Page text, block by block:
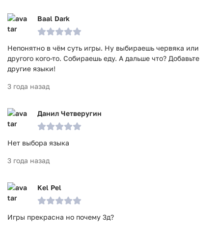
Baal Dark
Непонятно в чём суть игры. Ну выбираешь червяка или
другого кого-то. Собираешь еду. А дальше что? Добавьте
другие языки!
3 года назад
Данил Четверугин
Нет выбора языка
3 года назад
Kel Pel
Игры прекрасна но почему 3д?